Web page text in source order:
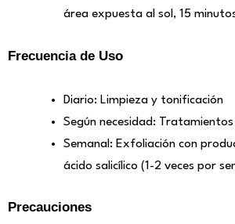
área expuesta al sol, 15
Frecuencia de Uso
Diario: Limpieza y tonificación
Según necesidad:
Semanal: Exfoliación con
ácido salicílico (1-2 veces por
Precauciones